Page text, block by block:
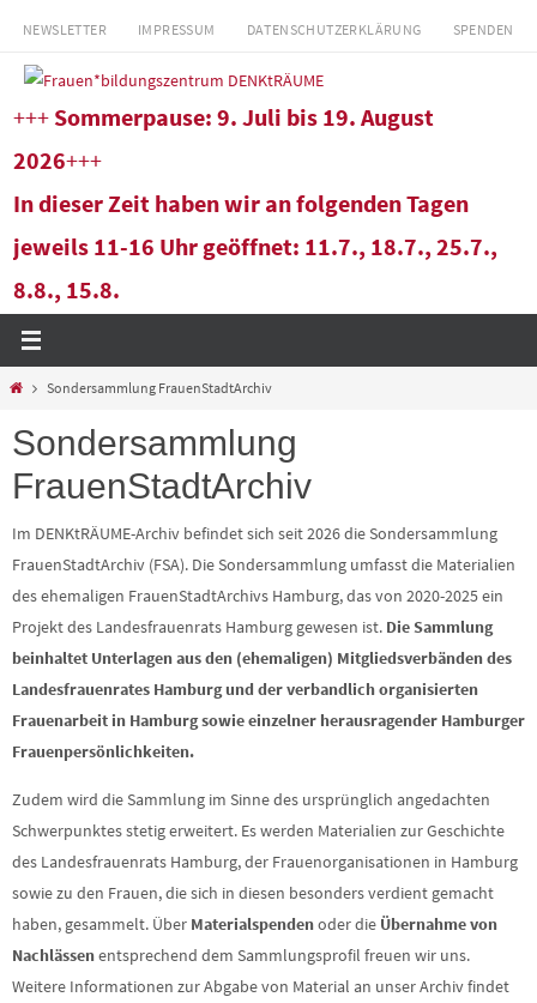
Zum
springen
NEWSLETTER IMPRESSUM DATENSCHUTZERKLÄRUNG SPENDEN
+++ Sommerpause: 9. Juli bis 19. August
2026+++
In dieser Zeit haben wir an folgenden Tagen
jeweils 11-16 Uhr geöffnet: 11.7., 18.7., 25.7.,
8.8., 15.8.
StartSondersammlung FrauenStadtArchiv
Sondersammlung
FrauenStadtArchiv
Im DENKtRÄUME-Archiv befindet sich seit 2026 die Sondersammlung
FrauenStadtArchiv (FSA). Die Sondersammlung umfasst die Materialien
des ehemaligen FrauenStadtArchivs Hamburg, das von 2020-2025 ein
Projekt des Landesfrauenrats Hamburg gewesen ist. Die Sammlung
beinhaltet Unterlagen aus den (ehemaligen) Mitgliedsverbänden des
Landesfrauenrates Hamburg und der verbandlich organisierten
Frauenarbeit in Hamburg sowie einzelner herausragender Hamburger
Frauenpersönlichkeiten.
Zudem wird die Sammlung im Sinne des ursprünglich angedachten
Schwerpunktes stetig erweitert. Es werden Materialien zur Geschichte
des Landesfrauenrats Hamburg, der Frauenorganisationen in Hamburg
sowie zu den Frauen, die sich in diesen besonders verdient gemacht
haben, gesammelt. Über Materialspendenoder die Übernahme von
Nachlässenentsprechend dem Sammlungsprofil freuen wir uns.
Weitere Informationen zur Abgabe von Material an unser Archiv findet